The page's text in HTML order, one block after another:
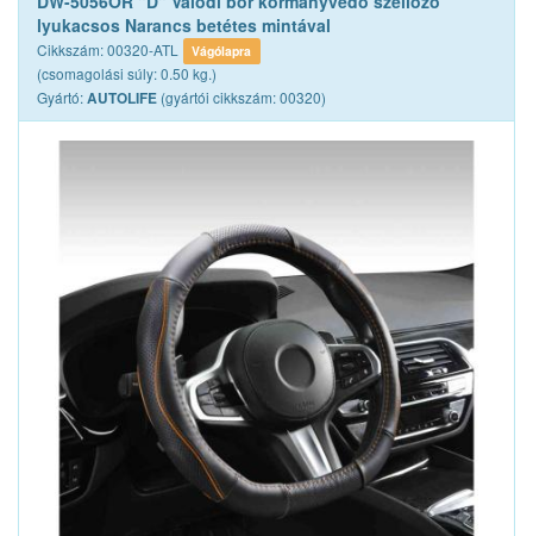
lyukacsos Narancs betétes mintával
Cikkszám: 00320-ATL Vágólapra
(csomagolási súly: 0.50 kg.)
Gyártó:AUTOLIFE (gyártói cikkszám: 00320)